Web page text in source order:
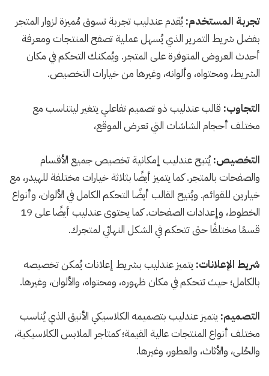
تجربة المستخدم:يُقدم عندليب تجربة تسوق مُميزة لزوار المتجر
بفضل شريط التمرير الذي يُسهل عملية تصفح المنتجات ومعرفة
أحدث العروض المتوفرة على المتجر. ويُمكنك التحكم في مكان
الشريط، ومحتواه، وألوانه، وغيرها من خيارات التخصيص.
التجاوب: قالب عندليب ذو تصميم تفاعلي يتغير ليتناسب مع
مختلف أحجام الشاشات التي تعرض الموقع،
التخصيص:يُتيح عندليب إمكانية تخصيص جميع الأقسام
والصفحات بالمتجر. كما يتميز أيضًا بثلاثة خيارات مختلفة للهيدر، مع
خيارين للقوائم. ويُتيح القالب أيضًا التحكم الكامل في الألوان، وأنواع
الخطوط، وإعدادات الصفحات. كما يحتوى عندليب أيضًا على 19
قسمًا مختلفًا حتى تتحكم في الشكل النهائي لمتجرك.
شريط الإعلانات: يتميز عندليب بشريط إعلانات يُمكن تخصيصه
بالكامل؛ حيث تتحكم في مكان ظهوره، ومحتواه، والألوان، وغيرها.
التصميم: يتميز عندليب بتصميمه الكلاسيكي الأنيق الذي يُناسب
مختلف أنواع المنتجات عالية القيمة؛ كمتاجر الملابس الكلاسيكية،
والحُلى، والأثاث، والعطور، وغيرها.